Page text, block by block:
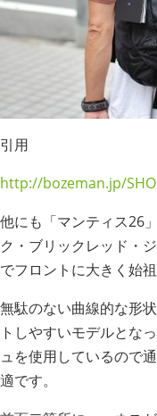
引用
http://bozeman.jp/
他にも「マンティス26
ク・ブリックレッド・
でフロントに大きく始
無駄のない曲線的な形
トしやすいモデルとな
ュを使用しているので
適です。